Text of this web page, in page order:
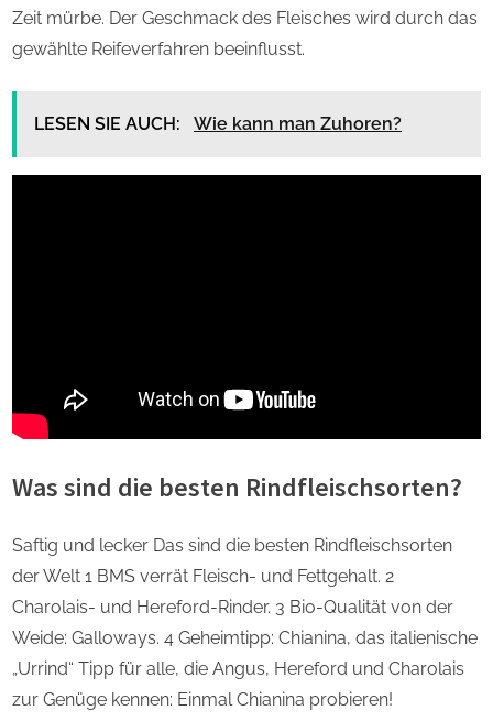
Zeit mürbe. Der Geschmack des Fleisches wird durch das
gewählte Reifeverfahren beeinflusst.
LESEN SIE AUCH: Wie kann man Zuhoren?
Was sind die besten Rindfleischsorten?
Saftig und lecker Das sind die besten Rindfleischsorten
der Welt 1 BMS verrät Fleisch- und Fettgehalt. 2
Charolais- und Hereford-Rinder. 3 Bio-Qualität von der
Weide: Galloways. 4 Geheimtipp: Chianina, das italienische
„Urrind“ Tipp für alle, die Angus, Hereford und Charolais
zur Genüge kennen: Einmal Chianina probieren!